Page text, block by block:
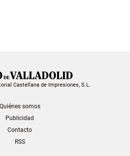
Castellana de Impresiones, S.L.
Quiénes somos
Publicidad
Contacto
RSS